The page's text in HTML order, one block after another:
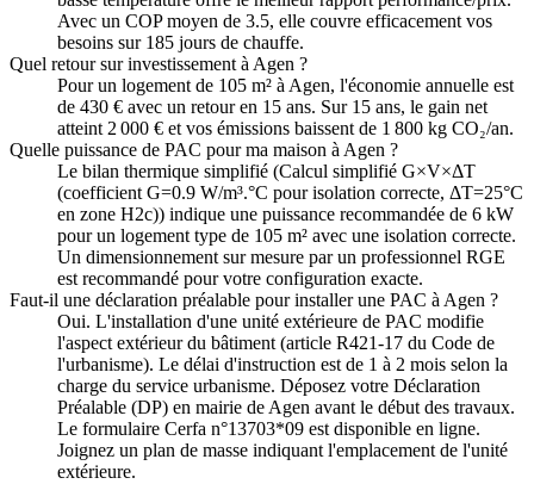
Avec un COP moyen de 3.5, elle couvre efficacement vos
besoins sur 185 jours de chauffe.
Quel retour sur investissement à Agen ?
Pour un logement de 105 m² à Agen, l'économie annuelle est
de 430 € avec un retour en 15 ans. Sur 15 ans, le gain net
atteint 2 000 € et vos émissions baissent de 1 800 kg CO₂/an.
Quelle puissance de PAC pour ma maison à Agen ?
Le bilan thermique simplifié (Calcul simplifié G×V×ΔT
(coefficient G=0.9 W/m³.°C pour isolation correcte, ΔT=25°C
en zone H2c)) indique une puissance recommandée de 6 kW
pour un logement type de 105 m² avec une isolation correcte.
Un dimensionnement sur mesure par un professionnel RGE
est recommandé pour votre configuration exacte.
Faut-il une déclaration préalable pour installer une PAC à Agen ?
Oui. L'installation d'une unité extérieure de PAC modifie
l'aspect extérieur du bâtiment (article R421-17 du Code de
l'urbanisme). Le délai d'instruction est de 1 à 2 mois selon la
charge du service urbanisme. Déposez votre Déclaration
Préalable (DP) en mairie de Agen avant le début des travaux.
Le formulaire Cerfa n°13703*09 est disponible en ligne.
Joignez un plan de masse indiquant l'emplacement de l'unité
extérieure.